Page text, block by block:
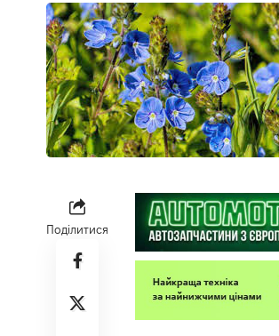
Поділитися